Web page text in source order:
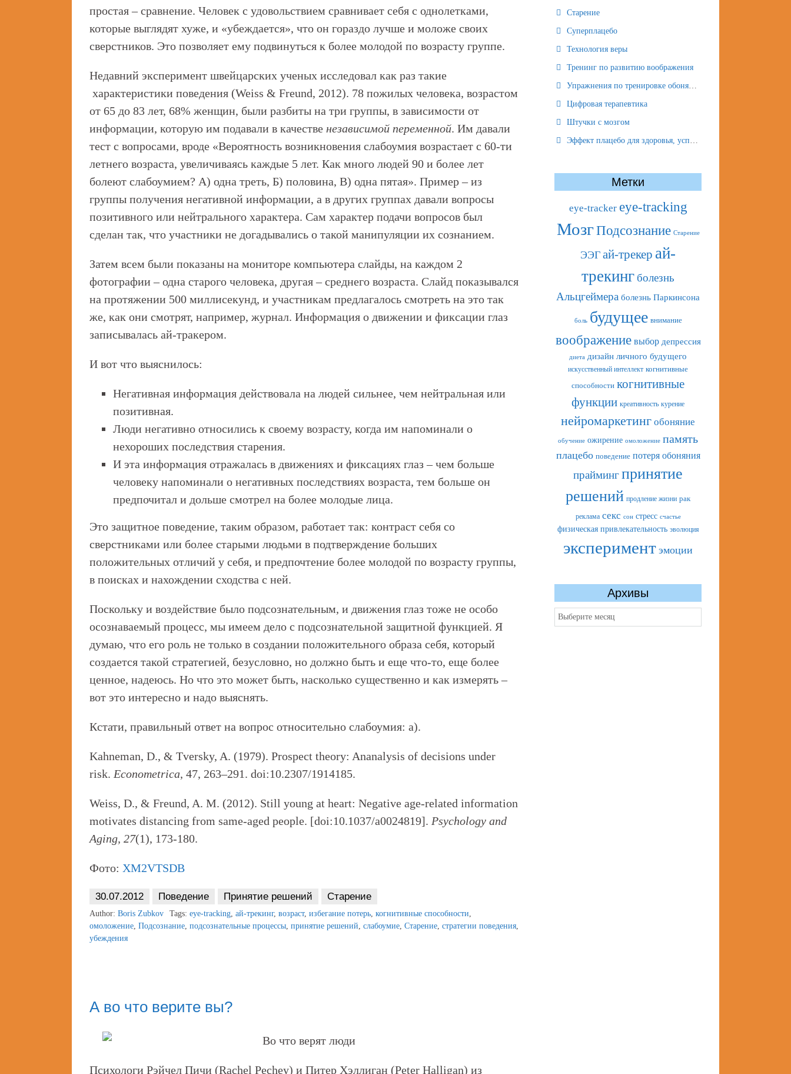
простая – сравнение. Человек с удовольствием сравнивает себя с однолетками,
которые выглядят хуже, и «убеждается», что он гораздо лучше и моложе своих
сверстников. Это позволяет ему подвинуться к более молодой по возрасту группе.
Недавний эксперимент швейцарских ученых исследовал как раз такие
характеристики поведения (Weiss & Freund, 2012). 78 пожилых человека, возрастом
от 65 до 83 лет, 68% женщин, были разбиты на три группы, в зависимости от
информации, которую им подавали в качестве независимой переменной. Им давали
тест с вопросами, вроде «Вероятность возникновения слабоумия возрастает с 60-ти
летнего возраста, увеличиваясь каждые 5 лет. Как много людей 90 и более лет
болеют слабоумием? А) одна треть, Б) половина, В) одна пятая». Пример – из
группы получения негативной информации, а в других группах давали вопросы
позитивного или нейтрального характера. Сам характер подачи вопросов был
сделан так, что участники не догадывались о такой манипуляции их сознанием.
Затем всем были показаны на мониторе компьютера слайды, на каждом 2
фотографии – одна старого человека, другая – среднего возраста. Слайд показывался
на протяжении 500 миллисекунд, и участникам предлагалось смотреть на это так
же, как они смотрят, например, журнал. Информация о движении и фиксации глаз
записывалась ай-тракером.
И вот что выяснилось:
Негативная информация действовала на людей сильнее, чем нейтральная или
позитивная.
Люди негативно относились к своему возрасту, когда им напоминали о
нехороших последствия старения.
И эта информация отражалась в движениях и фиксациях глаз – чем больше
человеку напоминали о негативных последствиях возраста, тем больше он
предпочитал и дольше смотрел на более молодые лица.
Это защитное поведение, таким образом, работает так: контраст себя со
сверстниками или более старыми людьми в подтверждение больших
положительных отличий у себя, и предпочтение более молодой по возрасту группы,
в поисках и нахождении сходства с ней.
Поскольку и воздействие было подсознательным, и движения глаз тоже не особо
осознаваемый процесс, мы имеем дело с подсознательной защитной функцией. Я
думаю, что его роль не только в создании положительного образа себя, который
создается такой стратегией, безусловно, но должно быть и еще что-то, еще более
ценное, надеюсь. Но что это может быть, насколько существенно и как измерять –
вот это интересно и надо выяснять.
Кстати, правильный ответ на вопрос относительно слабоумия: а).
Kahneman, D., & Tversky, A. (1979). Prospect theory: Ananalysis of decisions under
risk. Econometrica, 47, 263–291. doi:10.2307/1914185.
Weiss, D., & Freund, A. M. (2012). Still young at heart: Negative age-related information
motivates distancing from same-aged people. [doi:10.1037/a0024819]. Psychology and
Aging, 27(1), 173-180.
Фото: XM2VTSDB
30.07.2012 Поведение Принятие решений Старение
Author: Boris Zubkov Tags: eye-tracking, ай-трекинг, возраст, избегание потерь, когнитивные способности,
омоложение, Подсознание, подсознательные процессы, принятие решений, слабоумие, Старение, стратегии поведения,
убеждения
А во что верите вы?
Психологи Рэйчел Пичи (Rachel Pechey) и Питер Хэллиган (Peter Halligan) из
Старение
Суперплацебо
Технология веры
Тренинг по развитию воображения
Упражнения по тренировке обоняния
Цифровая терапевтика
Штучки с мозгом
Эффект плацебо для здоровья, успеха и отношений
Метки
eye-tracker eye-tracking
МозгПодсознание Старение
ЭЭГ ай-трекер ай-
трекинг болезнь
Альцгеймера болезнь Паркинсона
боль будущее внимание
воображение выбор депрессия
диета дизайн личного будущего
искусственный интеллект когнитивные
способности когнитивные
функции креативность курение
нейромаркетинг обоняние
обучение ожирение омоложение память
плацебо поведение потеря обоняния
праймингпринятие
решений продление жизни рак
реклама секс сон стресс счастье
физическая привлекательность эволюция
эксперимент эмоции
Архивы
Архивы